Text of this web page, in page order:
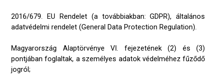
2016/679. EU Rendelet (a továbbiakban: GDPR), általános
adatvédelmi rendelet (General Data Protection Regulation).
Magyarország Alaptörvénye VI. fejezetének (2) és (3)
pontjában foglaltak, a személyes adatok védelméhez fűződő
jogról;